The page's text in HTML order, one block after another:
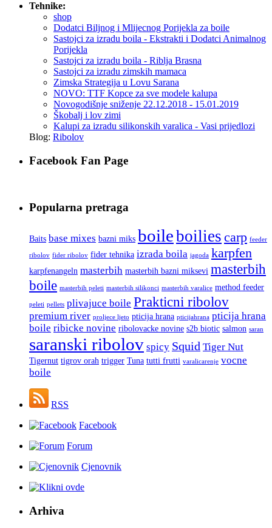
Tehnike:
shop
Dodatci Biljnog i Mlijecnog Porijekla za boile
Sastojci za izradu boila - Ekstrakti i Dodatci Animalnog
Porijekla
Sastojci za izradu boila - Riblja Brasna
Sastojci za izradu zimskih mamaca
Zimska Strategija u Lovu Sarana
NOVO: TTF Kopce za sve modele kalupa
Novogodišnje sniženje 22.12.2018 - 15.01.2019
Škobalj i lov zimi
Kalupi za izradu silikonskih varalica - Vasi prijedlozi
Blog: Ribolov
Facebook Fan Page
Popularna pretraga
Baits base mixes bazni miks boileboilies carp feeder
ribolov fider ribolov fider tehnika izrada boila jagoda karpfen
karpfenangeln masterbih masterbih bazni miksevi masterbih
boile masterbih peleti masterbih silikonci masterbih varalice method feeder
peleti pellets plivajuce boile Prakticni ribolov
premium river proljece ljeto pticija hrana pticijahrana pticija hrana
boile ribicke novine ribolovacke novine s2b biotic salmon saran
saranski ribolov spicy Squid Tiger Nut
Tigernut tigrov orah trigger Tuna tutti frutti varalicarenje vocne
boile
RSS
Facebook
Forum
Cjenovnik
Arhiva